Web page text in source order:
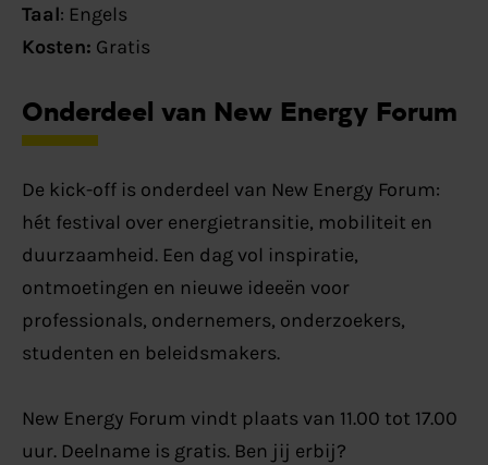
Taal: Engels
Kosten: Gratis
Onderdeel van New Energy Forum
De kick-off is onderdeel van New Energy Forum:
hét festival over energietransitie, mobiliteit en
duurzaamheid. Een dag vol inspiratie,
ontmoetingen en nieuwe ideeën voor
professionals, ondernemers, onderzoekers,
studenten en beleidsmakers.
New Energy Forum vindt plaats van 11.00 tot 17.00
uur. Deelname is gratis. Ben jij erbij?